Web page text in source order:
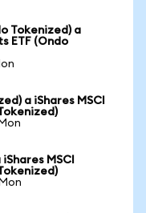
Tokenized) a
ETF (Ondo
a iShares MSCI
MSCI